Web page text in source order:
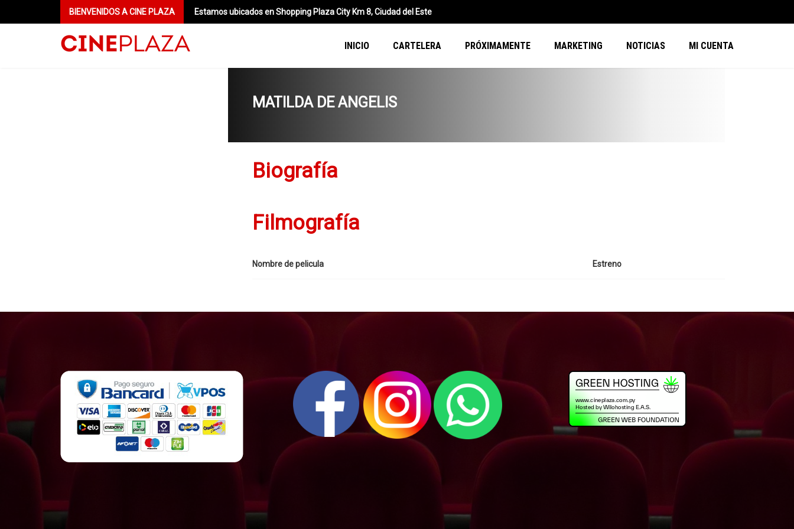
BIENVENIDOS A CINE PLAZA Estamos ubicados en Shopping Plaza City Km 8, Ciudad del Este
INICIO CARTELERA PRÓXIMAMENTE MARKETING NOTICIAS MI CUENTA
MATILDA DE ANGELIS
Biografía
Filmografía
Nombre de pelicula Estreno